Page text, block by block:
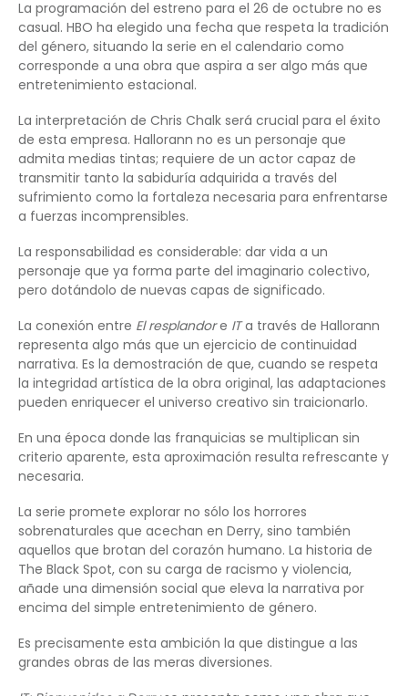
La programación del estreno para el 26 de octubre no es
casual. HBO ha elegido una fecha que respeta la tradición
del género, situando la serie en el calendario como
corresponde a una obra que aspira a ser algo más que
entretenimiento estacional.
La interpretación de Chris Chalk será crucial para el éxito
de esta empresa. Hallorann no es un personaje que
admita medias tintas; requiere de un actor capaz de
transmitir tanto la sabiduría adquirida a través del
sufrimiento como la fortaleza necesaria para enfrentarse
a fuerzas incomprensibles.
La responsabilidad es considerable: dar vida a un
personaje que ya forma parte del imaginario colectivo,
pero dotándolo de nuevas capas de significado.
La conexión entre El resplandore ITa través de Hallorann
representa algo más que un ejercicio de continuidad
narrativa. Es la demostración de que, cuando se respeta
la integridad artística de la obra original, las adaptaciones
pueden enriquecer el universo creativo sin traicionarlo.
En una época donde las franquicias se multiplican sin
criterio aparente, esta aproximación resulta refrescante y
necesaria.
La serie promete explorar no sólo los horrores
sobrenaturales que acechan en Derry, sino también
aquellos que brotan del corazón humano. La historia de
The Black Spot, con su carga de racismo y violencia,
añade una dimensión social que eleva la narrativa por
encima del simple entretenimiento de género.
Es precisamente esta ambición la que distingue a las
grandes obras de las meras diversiones.